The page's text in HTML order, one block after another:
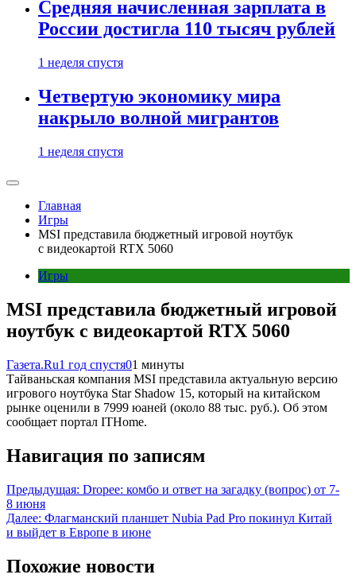
Средняя начисленная зарплата в
России достигла 110 тысяч рублей
1 неделя спустя
Четвертую экономику мира
накрыло волной мигрантов
1 неделя спустя
Главная
Игры
MSI представила бюджетный игровой ноутбук
с видеокартой RTX 5060
Игры
MSI представила бюджетный игровой
ноутбук с видеокартой RTX 5060
Газета.Ru1 год спустя01 минуты
Тайваньская компания MSI представила актуальную версию
игрового ноутбука Star Shadow 15, который на китайском
рынке оценили в 7999 юаней (около 88 тыс. руб.). Об этом
сообщает портал ITHome.
Навигация по записям
Предыдущая: Dropee: комбо и ответ на загадку (вопрос) от 7-
8 июня
Далее: Флагманский планшет Nubia Pad Pro покинул Китай
и выйдет в Европе в июне
Похожие новости